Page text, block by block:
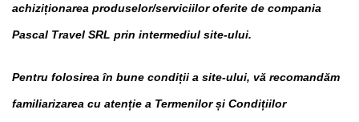
achiziționarea produselor/serviciilor oferite de compania
Pascal Travel SRL prin intermediul site-ului.
Pentru folosirea în bune condiții a site-ului, vă recomandăm
familiarizarea cu atenție a Termenilor și Condițiilor